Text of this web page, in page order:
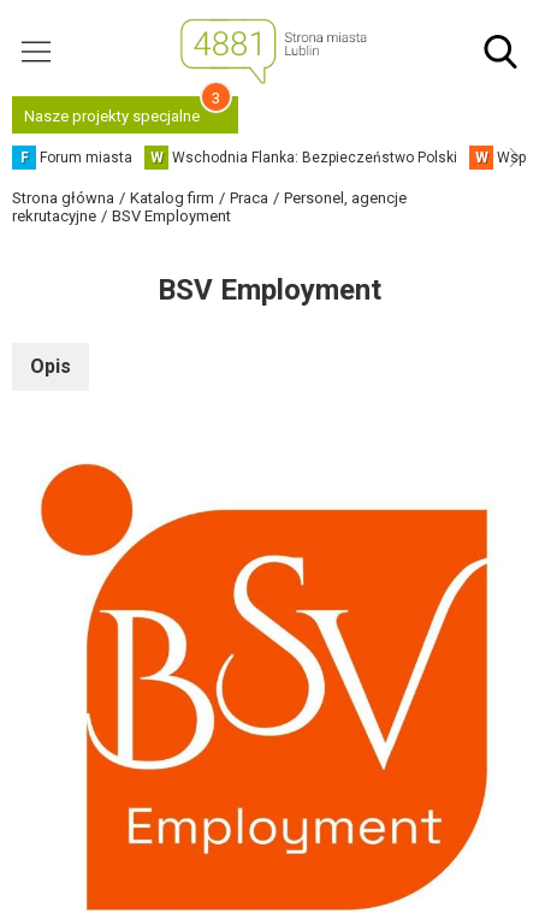
Nasze projekty specjalne
3
F Forum miasta W Wschodnia Flanka: Bezpieczeństwo Polski W
Strona główna Katalog firm Praca
Personel, agencje
rekrutacyjne
BSV Employment
BSV Employment
Opis